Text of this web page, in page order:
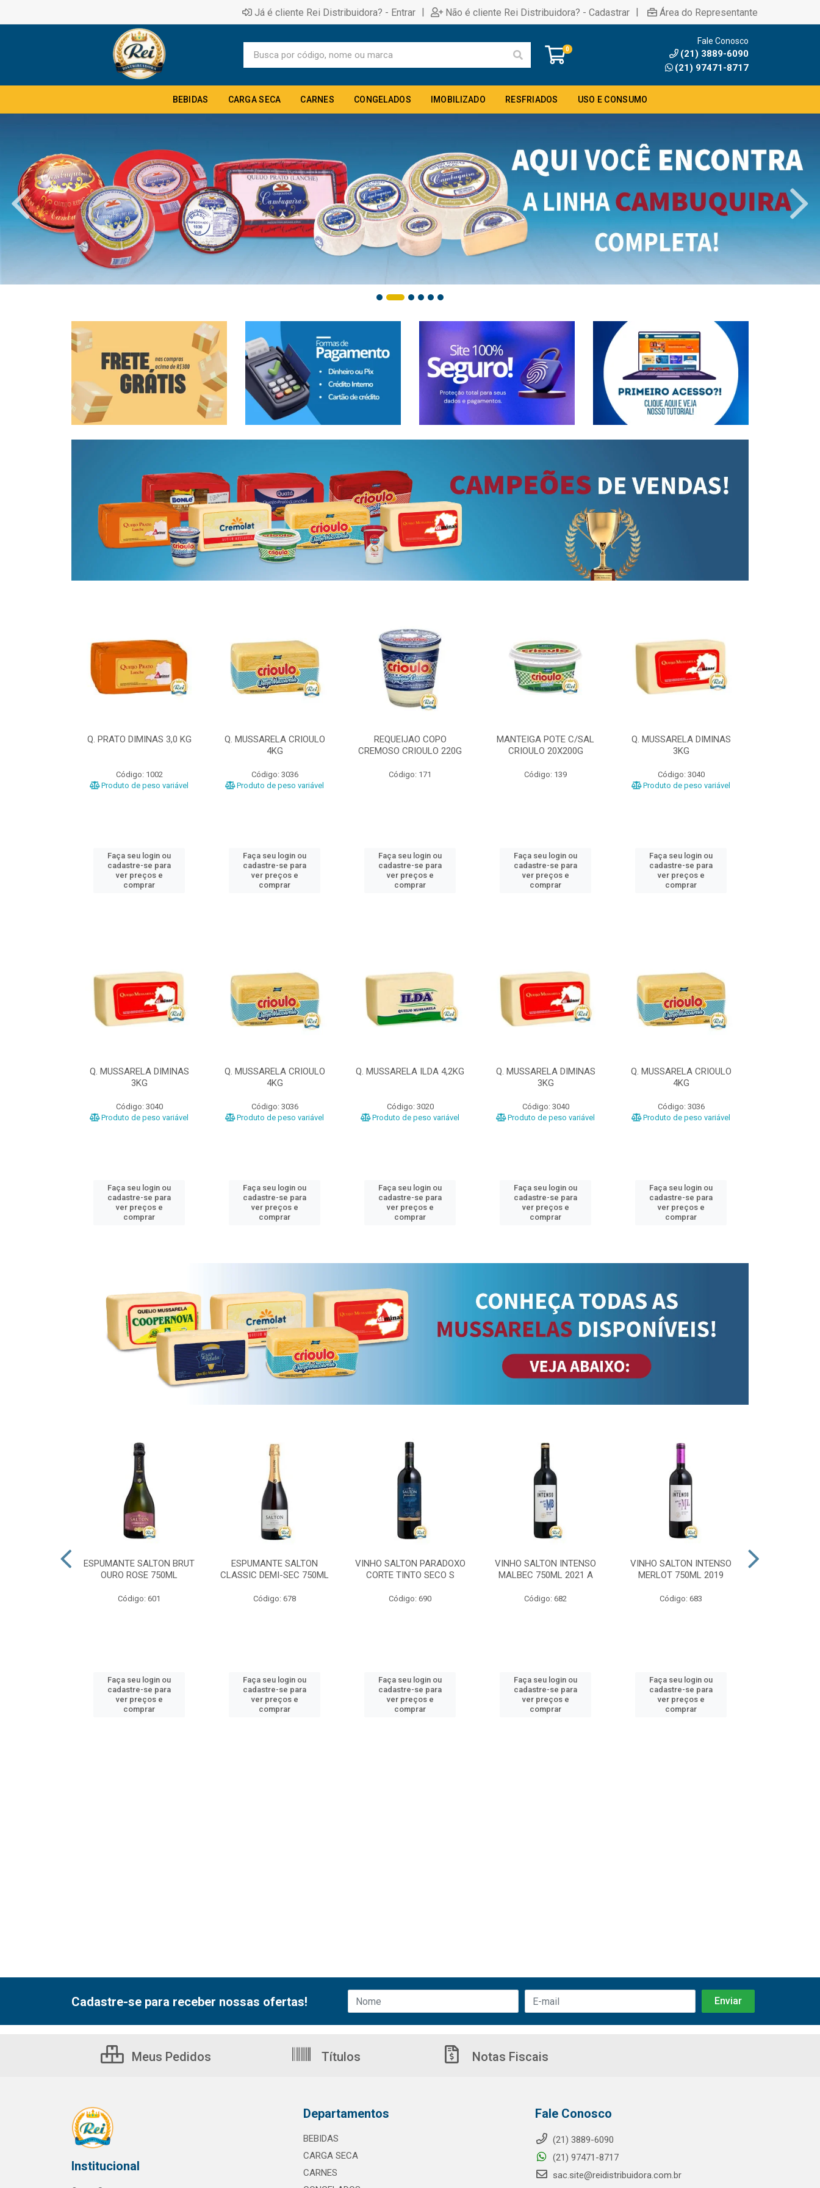
Já é cliente Rei Distribuidora? - Entrar | Não é cliente Rei Distribuidora? - Cadastrar | Área do Representante
0
Fale Conosco
(21) 3889-6090
(21) 97471-8717
BEBIDAS CARGA SECA CARNES CONGELADOS IMOBILIZADO RESFRIADOS USO E CONSUMO
Q. PRATO DIMINAS 3,0 KG
Código: 1002
Produto de peso variável
Faça seu login ou
cadastre-se para
ver preços e
comprar
Q. MUSSARELA CRIOULO
4KG
Código: 3036
Produto de peso variável
Faça seu login ou
cadastre-se para
ver preços e
comprar
REQUEIJAO COPO
CREMOSO CRIOULO 220G
Código: 171
Faça seu login ou
cadastre-se para
ver preços e
comprar
MANTEIGA POTE C/SAL
CRIOULO 20X200G
Código: 139
Faça seu login ou
cadastre-se para
ver preços e
comprar
Q. MUSSARELA DIMINAS
3KG
Código: 3040
Produto de peso variável
Faça seu login ou
cadastre-se para
ver preços e
comprar
Q. MUSSARELA DIMINAS
3KG
Código: 3040
Produto de peso variável
Faça seu login ou
cadastre-se para
ver preços e
comprar
Q. MUSSARELA CRIOULO
4KG
Código: 3036
Produto de peso variável
Faça seu login ou
cadastre-se para
ver preços e
comprar
Q. MUSSARELA ILDA 4,2KG
Código: 3020
Produto de peso variável
Faça seu login ou
cadastre-se para
ver preços e
comprar
Q. MUSSARELA DIMINAS
3KG
Código: 3040
Produto de peso variável
Faça seu login ou
cadastre-se para
ver preços e
comprar
Q. MUSSARELA CRIOULO
4KG
Código: 3036
Produto de peso variável
Faça seu login ou
cadastre-se para
ver preços e
comprar
ESPUMANTE SALTON BRUT
OURO ROSE 750ML
Código: 601
Faça seu login ou
cadastre-se para
ver preços e
comprar
ESPUMANTE SALTON
CLASSIC DEMI-SEC 750ML
Código: 678
Faça seu login ou
cadastre-se para
ver preços e
comprar
VINHO SALTON PARADOXO
CORTE TINTO SECO S
Código: 690
Faça seu login ou
cadastre-se para
ver preços e
comprar
VINHO SALTON INTENSO
MALBEC 750ML 2021 A
Código: 682
Faça seu login ou
cadastre-se para
ver preços e
comprar
VINHO SALTON INTENSO
MERLOT 750ML 2019
Código: 683
Faça seu login ou
cadastre-se para
ver preços e
comprar
Cadastre-se para receber nossas ofertas!
Meus Pedidos Títulos Notas Fiscais
Institucional
Departamentos
BEBIDAS
CARGA SECA
CARNES
Fale Conosco
(21) 3889-6090
(21) 97471-8717
sac.site@reidistribuidora.com.br